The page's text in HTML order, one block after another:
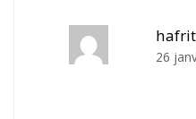
hafrit
26